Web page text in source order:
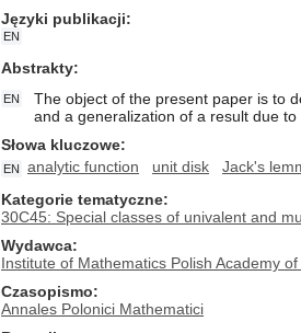
Języki publikacji
EN
Abstrakty
EN
The object of the present paper is to
and a generalization of a result due to
Słowa kluczowe
EN analytic function unit disk
Jack's
Kategorie tematyczne
30C45: Special classes of univalent and
Wydawca
Institute of Mathematics Polish Academy
Czasopismo
Annales Polonici Mathematici